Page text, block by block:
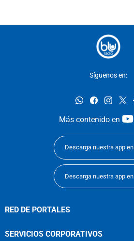
Síguenos en:
whatsappfacebook
Más contenido en
Descarga nuestra app en
Descarga nuestra app en
RED DE PORTALES
SERVICIOS CORPORATIVOS